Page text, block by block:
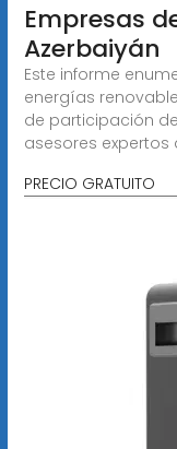
Empresas
Azerbaiyán
Este informe
energías
de participación
asesores expertos
PRECIO GRATUITO